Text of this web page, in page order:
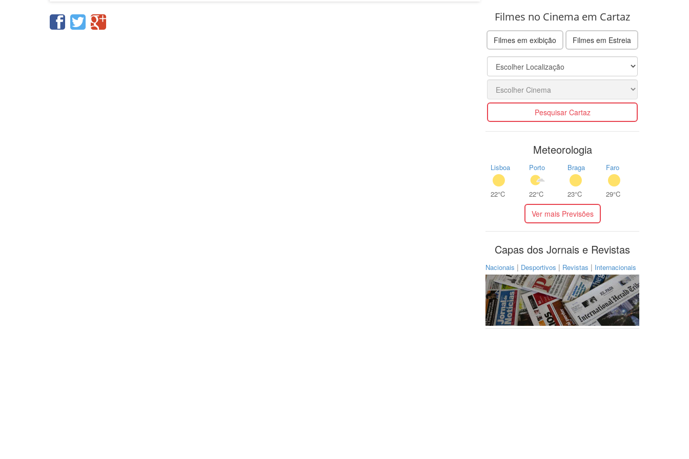
Filmes no Cinema em Cartaz
Filmes em exibição Filmes em Estreia
Pesquisar Cartaz
Meteorologia
Lisboa
22°C
Porto
22°C
Braga
23°C
Faro
29°C
Ver mais Previsões
Capas dos Jornais e Revistas
Nacionais | Desportivos | Revistas | Internacionais